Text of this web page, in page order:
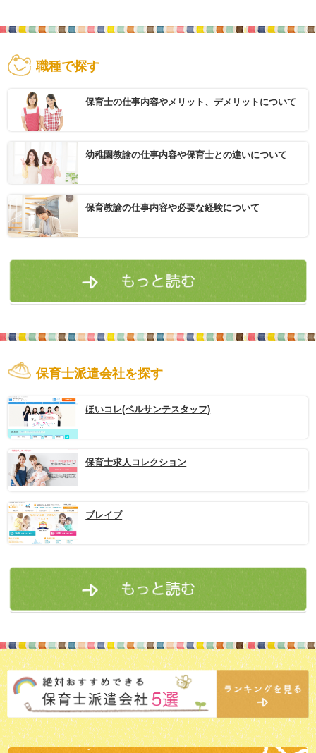
職種で探す
保育士の仕事内容やメリット、デメリットについて
幼稚園教諭の仕事内容や保育士との違いについて
保育教諭の仕事内容や必要な経験について
保育士派遣会社を探す
ほいコレ(ベルサンテスタッフ)
保育士求人コレクション
ブレイブ